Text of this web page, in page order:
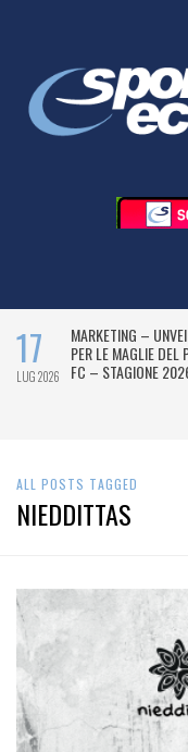
17
LUG 2026
MARKETING –
PER LE MAGLIE DEL
FC – STAGIONE
ALL POSTS TAGGED
NIEDDITTAS